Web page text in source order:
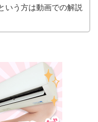
いう方は動画での解説